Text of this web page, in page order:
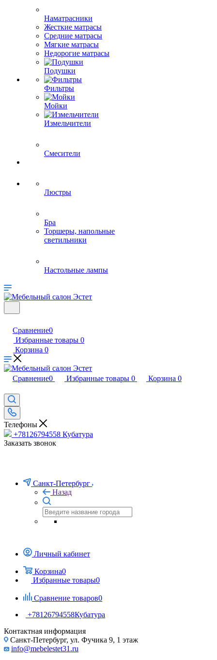
Наматрасники
Жесткие матрасы
Средние матрасы
Мягкие матрасы
Недорогие матрасы
Подушки
Фильтры
Мойки
Измельчители
Смесители
Люстры
Бра
Торшеры, напольные
светильники
Настольные лампы
Сравнение0
Избранные товары 0
Корзина 0
Сравнение0 Избранные товары 0 Корзина 0
Телефоны
+78126794558 Кубатура
Заказать звонок
Санкт-Петербург
Назад
Личный кабинет
Корзина0
Избранные товары0
Сравнение товаров0
+78126794558Кубатура
Контактная информация
Санкт-Петербург, ул. Фучика 9, 1 этаж
info@mebelestet31.ru